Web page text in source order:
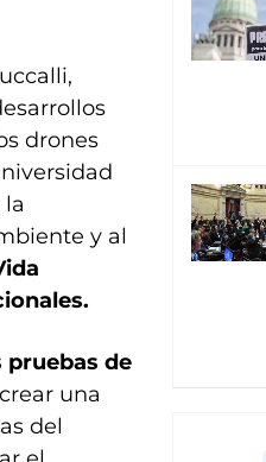
drones
y al
de
una
del